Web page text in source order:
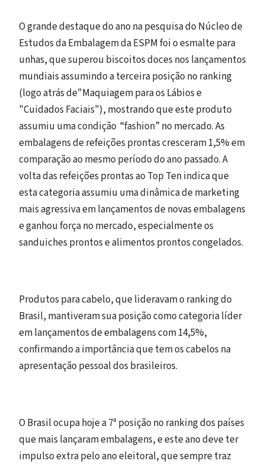
O grande destaque do ano na pesquisa do Núcleo de
Estudos da Embalagem da ESPM foi o esmalte para
unhas, que superou biscoitos doces nos lançamentos
mundiais assumindo a terceira posição no ranking
(logo atrás de"Maquiagem para os Lábios e
"Cuidados Faciais"), mostrando que este produto
assumiu uma condição “fashion” no mercado. As
embalagens de refeições prontas cresceram 1,5% em
comparação ao mesmo período do ano passado. A
volta das refeições prontas ao Top Ten indica que
esta categoria assumiu uma dinâmica de marketing
mais agressiva em lançamentos de novas embalagens
e ganhou força no mercado, especialmente os
sanduiches prontos e alimentos prontos congelados.
Produtos para cabelo, que lideravam o ranking do
Brasil, mantiveram sua posição como categoria líder
em lançamentos de embalagens com 14,5%,
confirmando a importância que tem os cabelos na
apresentação pessoal dos brasileiros.
O Brasil ocupa hoje a 7ª posição no ranking dos países
que mais lançaram embalagens, e este ano deve ter
impulso extra pelo ano eleitoral, que sempre traz